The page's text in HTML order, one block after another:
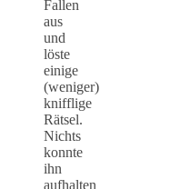
Fallen
aus
und
löste
einige
(weniger)
knifflige
Rätsel.
Nichts
konnte
ihn
aufhalten